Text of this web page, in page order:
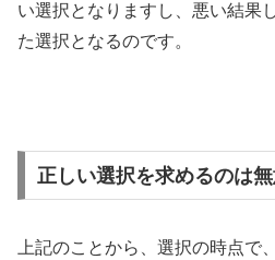
い選択となりますし、悪い結果
た選択となるのです。
正しい選択を求めるのは
上記のことから、選択の時点で